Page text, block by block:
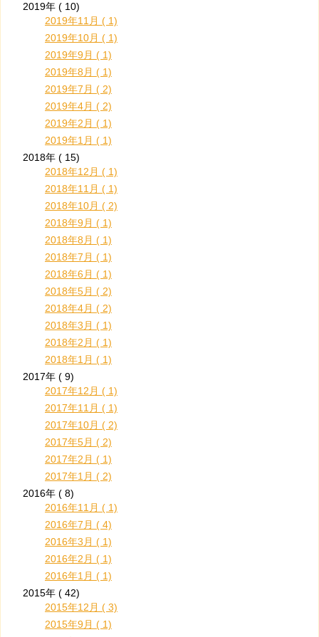
2019年 ( 10)
2019年11月 ( 1)
2019年10月 ( 1)
2019年9月 ( 1)
2019年8月 ( 1)
2019年7月 ( 2)
2019年4月 ( 2)
2019年2月 ( 1)
2019年1月 ( 1)
2018年 ( 15)
2018年12月 ( 1)
2018年11月 ( 1)
2018年10月 ( 2)
2018年9月 ( 1)
2018年8月 ( 1)
2018年7月 ( 1)
2018年6月 ( 1)
2018年5月 ( 2)
2018年4月 ( 2)
2018年3月 ( 1)
2018年2月 ( 1)
2018年1月 ( 1)
2017年 ( 9)
2017年12月 ( 1)
2017年11月 ( 1)
2017年10月 ( 2)
2017年5月 ( 2)
2017年2月 ( 1)
2017年1月 ( 2)
2016年 ( 8)
2016年11月 ( 1)
2016年7月 ( 4)
2016年3月 ( 1)
2016年2月 ( 1)
2016年1月 ( 1)
2015年 ( 42)
2015年12月 ( 3)
2015年9月 ( 1)